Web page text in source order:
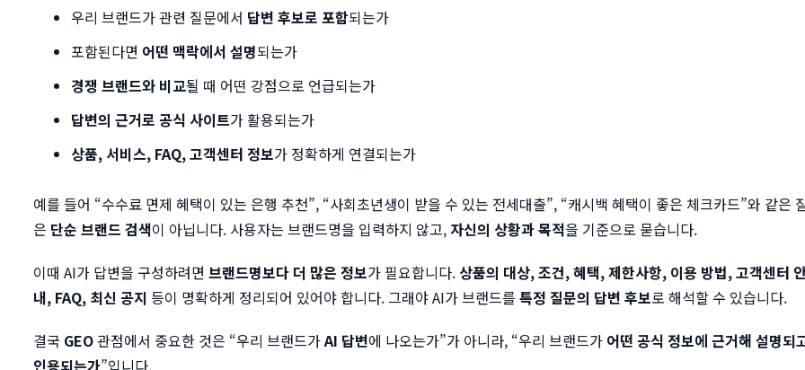
우리 브랜드가 관련 질문에서 답변 후보로 포함되는가
포함된다면 어떤 맥락에서 설명되는가
경쟁 브랜드와 비교될 때 어떤 강점으로 언급되는가
답변의 근거로 공식 사이트가 활용되는가
상품, 서비스, FAQ, 고객센터 정보가 정확하게 연결되는가
예를 들어 “수수료 면제 혜택이 있는 은행 추천”, “사회초년생이 받을 수 있는 전세대출”, “캐시백 혜택이 좋은 체크카드”와 같은
은 단순 브랜드 검색이 아닙니다. 사용자는 브랜드명을 입력하지 않고, 자신의 상황과 목적을 기준으로 묻습니다.
이때 AI가 답변을 구성하려면 브랜드명보다 더 많은 정보가 필요합니다. 상품의 대상, 조건, 혜택, 제한사항, 이용 방법, 고객센터
내, FAQ, 최신 공지 등이 명확하게 정리되어 있어야 합니다. 그래야 AI가 브랜드를 특정 질문의 답변 후보로 해석할 수 있습니다.
결국 GEO관점에서 중요한 것은 “우리 브랜드가AI 답변에 나오는가”가 아니라, “우리 브랜드가 어떤 공식 정보에 근거해 설명되
인용되는가”입니다.